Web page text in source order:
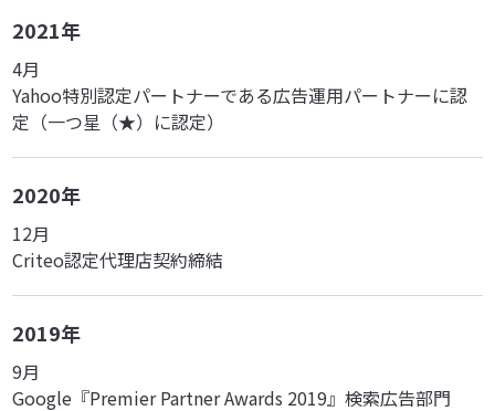
2021年
4月
Yahoo特別認定パートナーである広告運用パートナーに認
定（一つ星（★）に認定）
2020年
12月
Criteo認定代理店契約締結
2019年
9月
Google『Premier Partner Awards 2019』検索広告部門